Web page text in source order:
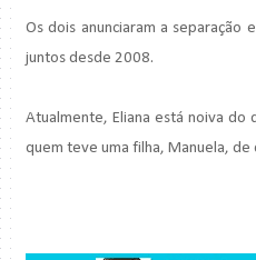
Os dois anunciaram a separação
juntos desde 2008.
Atualmente, Eliana está noiva do
quem teve uma filha, Manuela, de